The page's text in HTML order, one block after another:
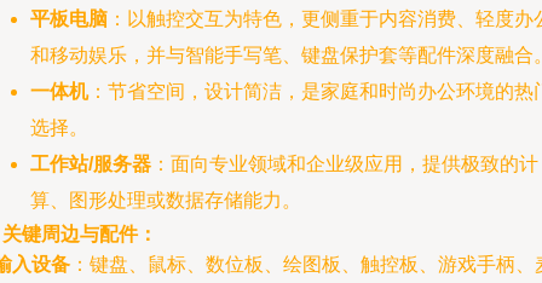
平板电脑 ：以触控交互为特色，更侧重于内容消费、轻度办
和移动娱乐，并与智能手写笔、键盘保护套等配件深度融合
一体机：节省空间，设计简洁，是家庭和时尚办公环境的热
选择。
工作站/服务器 ：面向专业领域和企业级应用，提供极致的计
算、图形处理或数据存储能力。
键周边与配件：
入设备 ：键盘、鼠标、数位板、绘图板、触控板、游戏手柄、